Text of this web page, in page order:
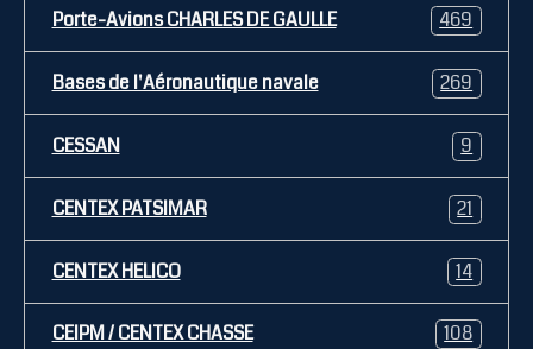
Porte-Avions CHARLES DE GAULLE 469
Bases de l'Aéronautique navale 269
CESSAN 9
CENTEX PATSIMAR 21
CENTEX HELICO 14
CEIPM / CENTEX CHASSE 108